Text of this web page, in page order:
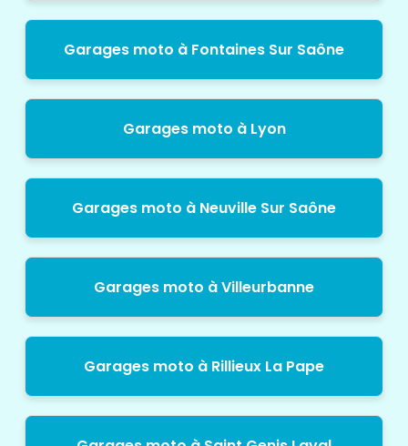
Garages moto à Fontaines Sur Saône
Garages moto à Lyon
Garages moto à Neuville Sur Saône
Garages moto à Villeurbanne
Garages moto à Rillieux La Pape